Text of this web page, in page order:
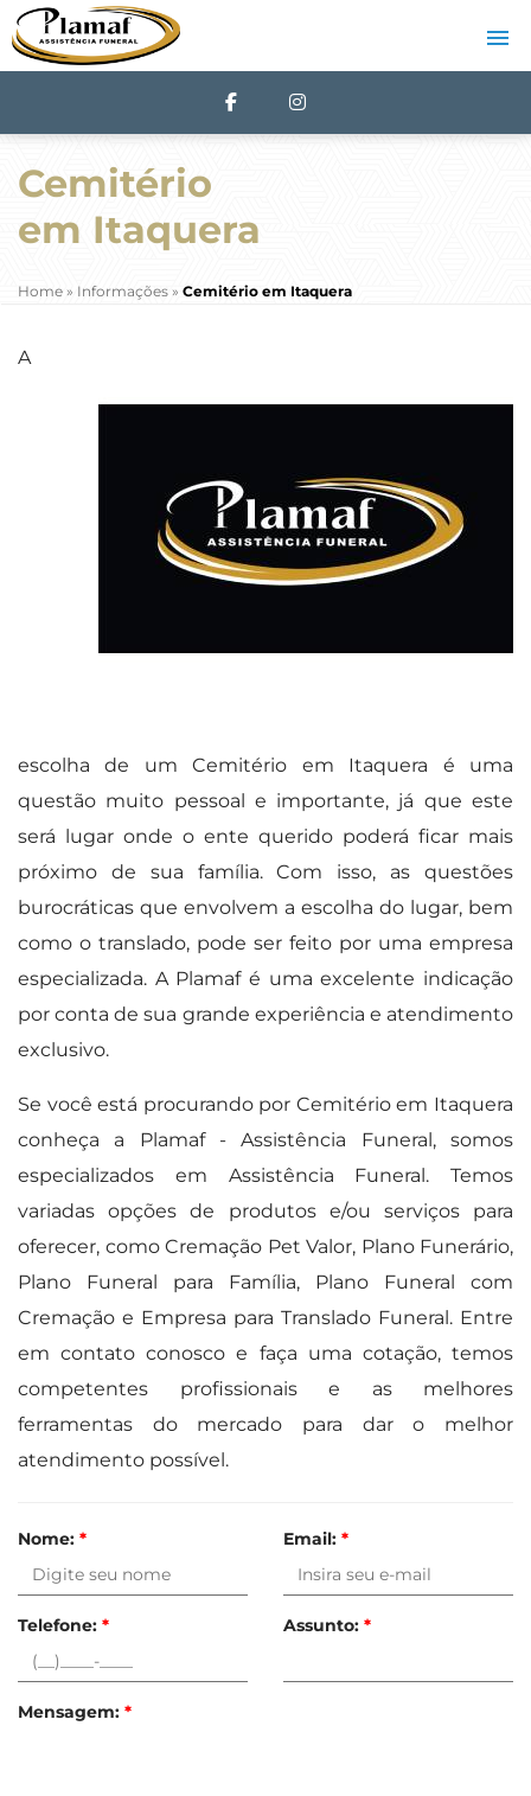
Cemitério
em Itaquera
Home » Informações » Cemitério em Itaquera
A
escolha de um Cemitério em Itaquera é uma
questão muito pessoal e importante, já que este
será lugar onde o ente querido poderá ficar mais
próximo de sua família. Com isso, as questões
burocráticas que envolvem a escolha do lugar, bem
como o translado, pode ser feito por uma empresa
especializada. A Plamaf é uma excelente indicação
por conta de sua grande experiência e atendimento
exclusivo.
Se você está procurando por Cemitério em Itaquera
conheça a Plamaf - Assistência Funeral, somos
especializados em Assistência Funeral. Temos
variadas opções de produtos e/ou serviços para
oferecer, como Cremação Pet Valor, Plano Funerário,
Plano Funeral para Família, Plano Funeral com
Cremação e Empresa para Translado Funeral. Entre
em contato conosco e faça uma cotação, temos
competentes profissionais e as melhores
ferramentas do mercado para dar o melhor
atendimento possível.
Nome: * Email: *
Telefone: * Assunto: *
Mensagem: *